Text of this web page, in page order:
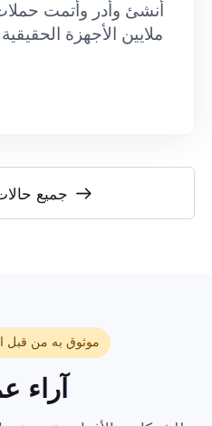
أنشئ وأدر وأتمت
ملايين الأجهزة
جميع
موثوق به من قبل
آراء